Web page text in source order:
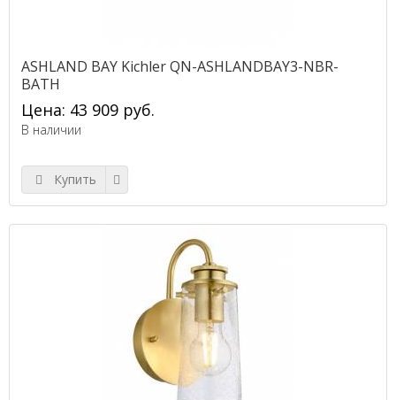
ASHLAND BAY Kichler QN-ASHLANDBAY3-NBR-
BATH
Цена: 43 909 руб.
В наличии
Купить